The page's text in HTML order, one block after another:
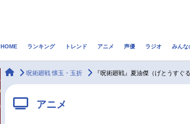
ゲーム・アプリ
HOME ランキング トレンド アニメ 声優 ラジオ みんな
animateTimes
呪術廻戦 懐玉・玉折 『呪術廻戦』夏油傑（げとうすぐ
アニメ